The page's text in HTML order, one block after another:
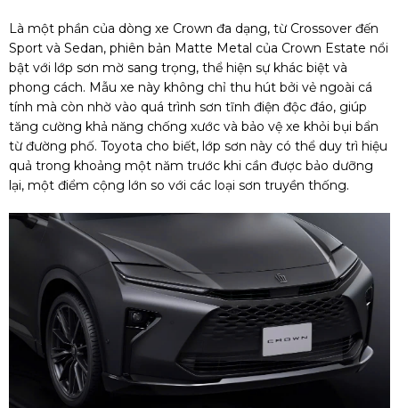
Là một phần của dòng xe Crown đa dạng, từ Crossover đến
Sport và Sedan, phiên bản Matte Metal của Crown Estate nổi
bật với lớp sơn mờ sang trọng, thể hiện sự khác biệt và
phong cách. Mẫu xe này không chỉ thu hút bởi vẻ ngoài cá
tính mà còn nhờ vào quá trình sơn tĩnh điện độc đáo, giúp
tăng cường khả năng chống xước và bảo vệ xe khỏi bụi bẩn
từ đường phố. Toyota cho biết, lớp sơn này có thể duy trì hiệu
quả trong khoảng một năm trước khi cần được bảo dưỡng
lại, một điểm cộng lớn so với các loại sơn truyền thống.